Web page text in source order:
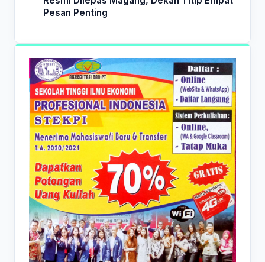
Pesan Penting